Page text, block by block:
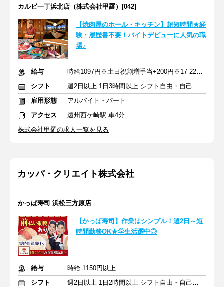
カルビ一丁浜北店（株式会社甲羅）[042]
【焼肉屋のホール・キッチン】超短時間★経
験・履歴書不要！バイトデビューに人気の職
場♪
給与
時給1097円※土日祝割増手当+200円※17-22時割増手当+50円
シフト
週2日以上 1日3時間以上 シフト自由・自己申告
雇用形態
アルバイト・パート
アクセス
遠州西ケ崎駅 車4分
株式会社甲羅の求人一覧を見る
カッパ・クリエイト株式会社
かっぱ寿司 浜松三方原店
【かっぱ寿司】作業はシンプル！週2日～短
時間勤務OK★学生活躍中◎
給与
時給 1150円以上
シフト
週2日以上 1日2時間以上 シフト自由・自己申告